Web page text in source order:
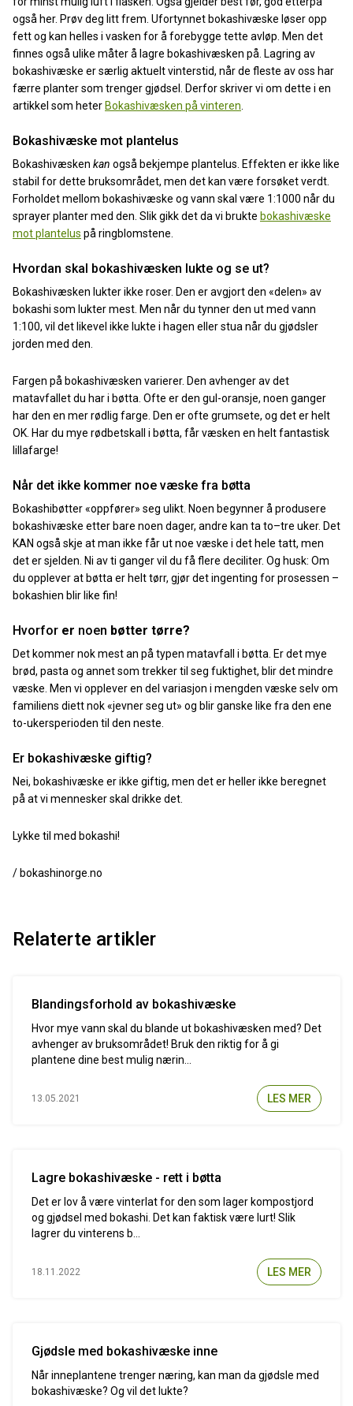
også her. Prøv deg litt frem. Ufortynnet bokashivæske løser opp
fett og kan helles i vasken for å forebygge tette avløp. Men det
finnes også ulike måter å lagre bokashivæsken på. Lagring av
bokashivæske er særlig aktuelt vinterstid, når de fleste av oss har
færre planter som trenger gjødsel. Derfor skriver vi om dette i en
artikkel som heter Bokashivæsken på vinteren.
Bokashivæske mot plantelus
Bokashivæsken kan også bekjempe plantelus. Effekten er ikke like
stabil for dette bruksområdet, men det kan være forsøket verdt.
Forholdet mellom bokashivæske og vann skal være 1:1000 når du
sprayer planter med den. Slik gikk det da vi brukte bokashivæske
mot plantelus på ringblomstene.
Hvordan skal bokashivæsken lukte og se ut?
Bokashivæsken lukter ikke roser. Den er avgjort den «delen» av
bokashi som lukter mest. Men når du tynner den ut med vann
1:100, vil det likevel ikke lukte i hagen eller stua når du gjødsler
jorden med den.
Fargen på bokashivæsken varierer. Den avhenger av det
matavfallet du har i bøtta. Ofte er den gul-oransje, noen ganger
har den en mer rødlig farge. Den er ofte grumsete, og det er helt
OK. Har du mye rødbetskall i bøtta, får væsken en helt fantastisk
lillafarge!
Når det ikke kommer noe væske fra bøtta
Bokashibøtter «oppfører» seg ulikt. Noen begynner å produsere
bokashivæske etter bare noen dager, andre kan ta to–tre uker. Det
KAN også skje at man ikke får ut noe væske i det hele tatt, men
det er sjelden. Ni av ti ganger vil du få flere deciliter. Og husk: Om
du opplever at bøtta er helt tørr, gjør det ingenting for prosessen –
bokashien blir like fin!
Hvorfor er noen bøtter tørre?
Det kommer nok mest an på typen matavfall i bøtta. Er det mye
brød, pasta og annet som trekker til seg fuktighet, blir det mindre
væske. Men vi opplever en del variasjon i mengden væske selv om
familiens diett nok «jevner seg ut» og blir ganske like fra den ene
to-ukersperioden til den neste.
Er bokashivæske giftig?
Nei, bokashivæske er ikke giftig, men det er heller ikke beregnet
på at vi mennesker skal drikke det.
Lykke til med bokashi!
/ bokashinorge.no
Relaterte artikler
Blandingsforhold av bokashivæske
Hvor mye vann skal du blande ut bokashivæsken med? Det
avhenger av bruksområdet! Bruk den riktig for å gi
plantene dine best mulig nærin...
13.05.2021 LES MER
Lagre bokashivæske - rett i bøtta
Det er lov å være vinterlat for den som lager kompostjord
og gjødsel med bokashi. Det kan faktisk være lurt! Slik
lagrer du vinterens b...
18.11.2022 LES MER
Gjødsle med bokashivæske inne
Når inneplantene trenger næring, kan man da gjødsle med
bokashivæske? Og vil det lukte?